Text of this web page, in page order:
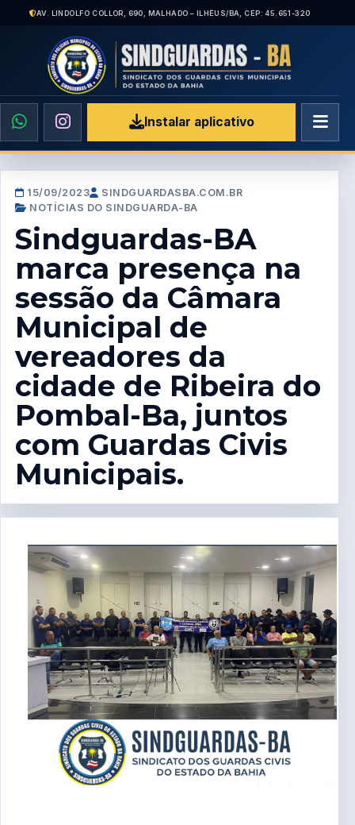
AV. LINDOLFO COLLOR, 690, MALHADO – ILHÉUS/BA, CEP: 45.651-320
Instalar aplicativo
15/09/2023
SINDGUARDASBA.COM.BR
NOTÍCIAS DO SINDGUARDA-BA
Sindguardas-BA
marca presença na
sessão da Câmara
Municipal de
vereadores da
cidade de Ribeira do
Pombal-Ba, juntos
com Guardas Civis
Municipais.